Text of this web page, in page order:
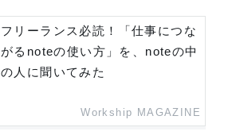
フリーランス必読！「仕事につな
がるnoteの使い方」を、noteの中
の人に聞いてみた
Workship MAGAZINE